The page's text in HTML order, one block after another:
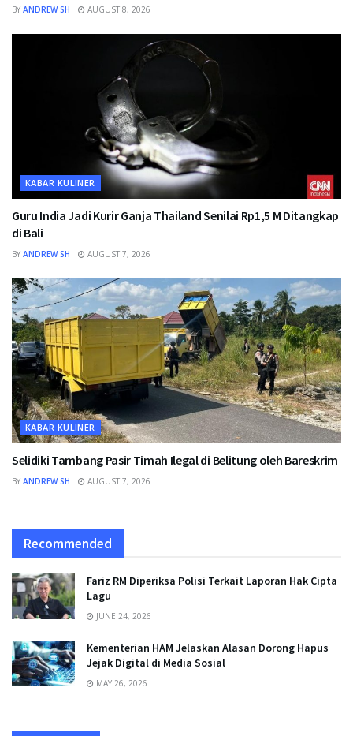
BY ANDREW SH AUGUST 8, 2026
KABAR KULINER
Guru India Jadi Kurir Ganja Thailand Senilai Rp1,5 M Ditangkap
di Bali
BY ANDREW SH AUGUST 7, 2026
KABAR KULINER
Selidiki Tambang Pasir Timah Ilegal di Belitung oleh Bareskrim
BY ANDREW SH AUGUST 7, 2026
Recommended
Fariz RM Diperiksa Polisi Terkait Laporan Hak Cipta
Lagu
JUNE 24, 2026
Kementerian HAM Jelaskan Alasan Dorong Hapus
Jejak Digital di Media Sosial
MAY 26, 2026